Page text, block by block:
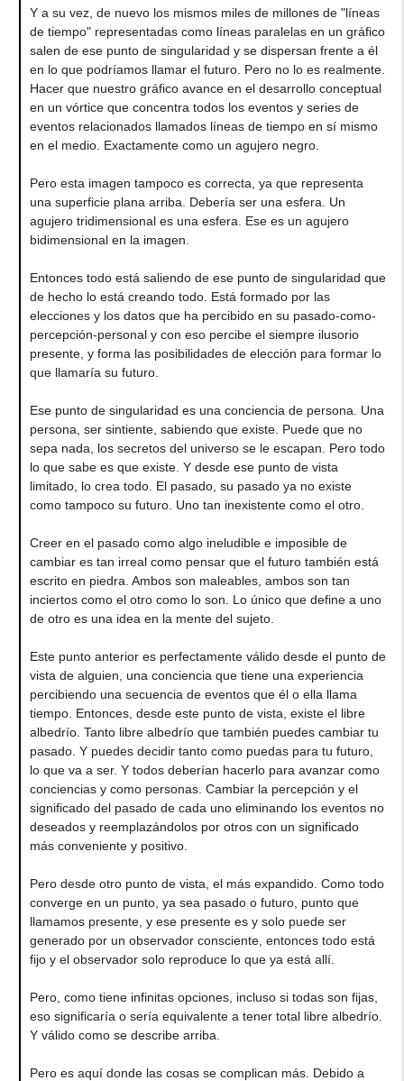
Y a su vez, de nuevo los mismos miles de millones de "líneas
de tiempo" representadas como líneas paralelas en un gráfico
salen de ese punto de singularidad y se dispersan frente a él
en lo que podríamos llamar el futuro. Pero no lo es realmente.
Hacer que nuestro gráfico avance en el desarrollo conceptual
en un vórtice que concentra todos los eventos y series de
eventos relacionados llamados líneas de tiempo en sí mismo
en el medio. Exactamente como un agujero negro.
Pero esta imagen tampoco es correcta, ya que representa
una superficie plana arriba. Debería ser una esfera. Un
agujero tridimensional es una esfera. Ese es un agujero
bidimensional en la imagen.
Entonces todo está saliendo de ese punto de singularidad que
de hecho lo está creando todo. Está formado por las
elecciones y los datos que ha percibido en su pasado-como-
percepción-personal y con eso percibe el siempre ilusorio
presente, y forma las posibilidades de elección para formar lo
que llamaría su futuro.
Ese punto de singularidad es una conciencia de persona. Una
persona, ser sintiente, sabiendo que existe. Puede que no
sepa nada, los secretos del universo se le escapan. Pero todo
lo que sabe es que existe. Y desde ese punto de vista
limitado, lo crea todo. El pasado, su pasado ya no existe
como tampoco su futuro. Uno tan inexistente como el otro.
Creer en el pasado como algo ineludible e imposible de
cambiar es tan irreal como pensar que el futuro también está
escrito en piedra. Ambos son maleables, ambos son tan
inciertos como el otro como lo son. Lo único que define a uno
de otro es una idea en la mente del sujeto.
Este punto anterior es perfectamente válido desde el punto de
vista de alguien, una conciencia que tiene una experiencia
percibiendo una secuencia de eventos que él o ella llama
tiempo. Entonces, desde este punto de vista, existe el libre
albedrío. Tanto libre albedrío que también puedes cambiar tu
pasado. Y puedes decidir tanto como puedas para tu futuro,
lo que va a ser. Y todos deberían hacerlo para avanzar como
conciencias y como personas. Cambiar la percepción y el
significado del pasado de cada uno eliminando los eventos no
deseados y reemplazándolos por otros con un significado
más conveniente y positivo.
Pero desde otro punto de vista, el más expandido. Como todo
converge en un punto, ya sea pasado o futuro, punto que
llamamos presente, y ese presente es y solo puede ser
generado por un observador consciente, entonces todo está
fijo y el observador solo reproduce lo que ya está allí.
Pero, como tiene infinitas opciones, incluso si todas son fijas,
eso significaría o sería equivalente a tener total libre albedrío.
Y válido como se describe arriba.
Pero es aquí donde las cosas se complican más. Debido a